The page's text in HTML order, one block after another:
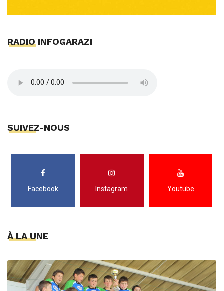
RADIO INFOGARAZI
SUIVEZ-NOUS
Facebook Instagram Youtube
À LA UNE